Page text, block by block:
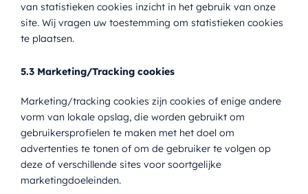
van statistieken cookies inzicht in het gebruik van onze
site. Wij vragen uw toestemming om statistieken cookies
te plaatsen.
5.3 Marketing/Tracking cookies
Marketing/tracking cookies zijn cookies of enige andere
vorm van lokale opslag, die worden gebruikt om
gebruikersprofielen te maken met het doel om
advertenties te tonen of om de gebruiker te volgen op
deze of verschillende sites voor soortgelijke
marketingdoeleinden.